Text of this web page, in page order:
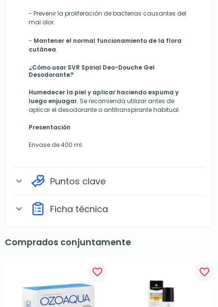
- Prevenir la proliferación de bacterias causantes del
mal olor.
- Mantener el normal funcionamiento de la flora
cutánea.
¿Cómo usar SVR Spirial Deo-Douche Gel
Desodorante?
Humedecer la piel y aplicar haciendo espuma y
luego enjuagar. Se recomienda utilizar antes de
aplicar el desodorante o antitranspirante habitual.
Presentación
Envase de 400 ml.
expand_more Puntos clave
expand_more Ficha técnica
Comprados conjuntamente
favorite_border favorite_border